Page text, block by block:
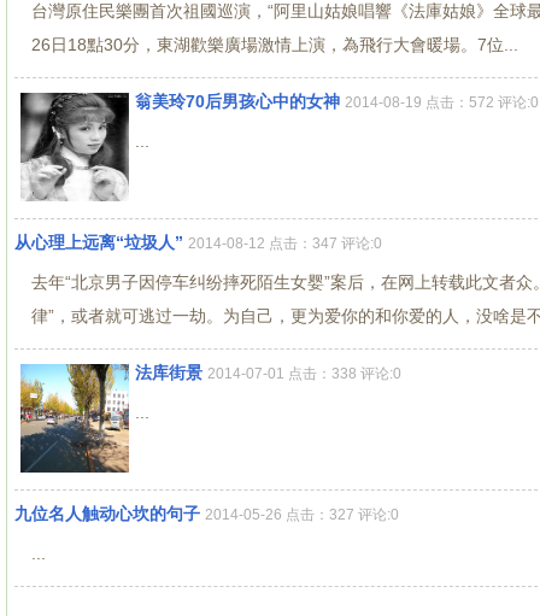
台灣原住民樂團首次祖國巡演，“阿里山姑娘唱響《法庫姑娘》全
26日18點30分，東湖歡樂廣場激情上演，為飛行大會暖場。7位...
翁美玲70后男孩心中的女神 2014-08-19 点击：572 评论:0
从心理上远离“垃圾人” 2014-08-12 点击：347 评论:0
去年“北京男子因停车纠纷摔死陌生女婴”案后，在网上转载此文者
律”，或者就可逃过一劫。为自己，更为爱你的和你爱的人，没啥是
法库街景 2014-07-01 点击：338 评论:0
九位名人触动心坎的句子 2014-05-26 点击：327 评论:0